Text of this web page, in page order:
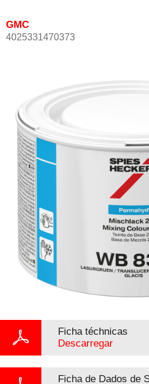
GMC
4025331470373
Ficha téchnicas
Descarregar
Ficha de Dados de